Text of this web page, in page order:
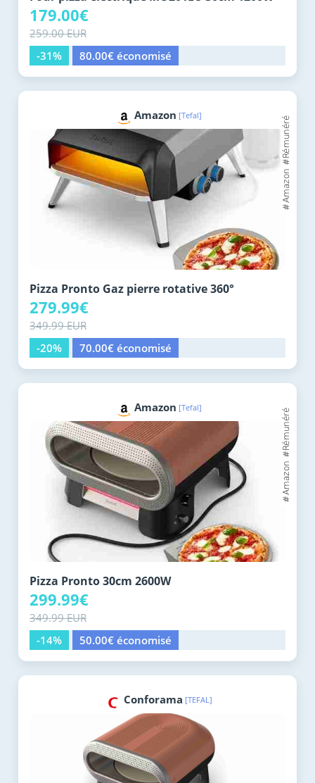
179.00€
259.00 EUR
-31%
80.00€ économisé
Amazon [Tefal]
Pizza Pronto Gaz pierre rotative 360°
279.99€
349.99 EUR
-20%
70.00€ économisé
Amazon [Tefal]
Pizza Pronto 30cm 2600W
299.99€
349.99 EUR
-14%
50.00€ économisé
Conforama [TEFAL]